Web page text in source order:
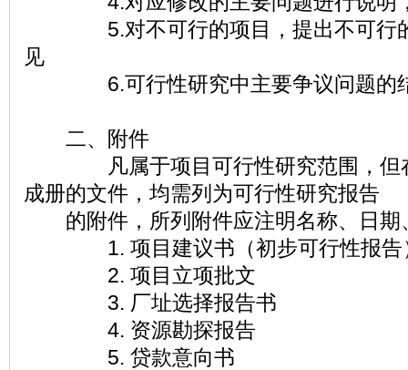
5.对不可行的项目，提出不可行的
见
6.可行性研究中主要争议问题的
二、附件
凡属于项目可行性研究范围，但在
成册的文件，均需列为可行性研究报告
的附件，所列附件应注明名称、日期
1. 项目建议书（初步可行性报告
2. 项目立项批文
3. 厂址选择报告书
4. 资源勘探报告
5. 贷款意向书